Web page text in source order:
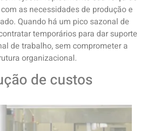
as necessidades de produção e
Quando há um pico sazonal de
temporários para dar suporte
de trabalho, sem comprometer a
organizacional.
de custos